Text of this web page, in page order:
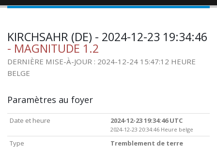
KIRCHSAHR (DE) - 2024-12-23 19:34:46
- MAGNITUDE 1.2
DERNIÈRE MISE-À-JOUR : 2024-12-24 15:47:12 HEURE
BELGE
Paramètres au foyer
Date et heure 2024-12-23 19:34:46 UTC
2024-12-23 20:34:46 Heure belge
Type
Tremblement de terre